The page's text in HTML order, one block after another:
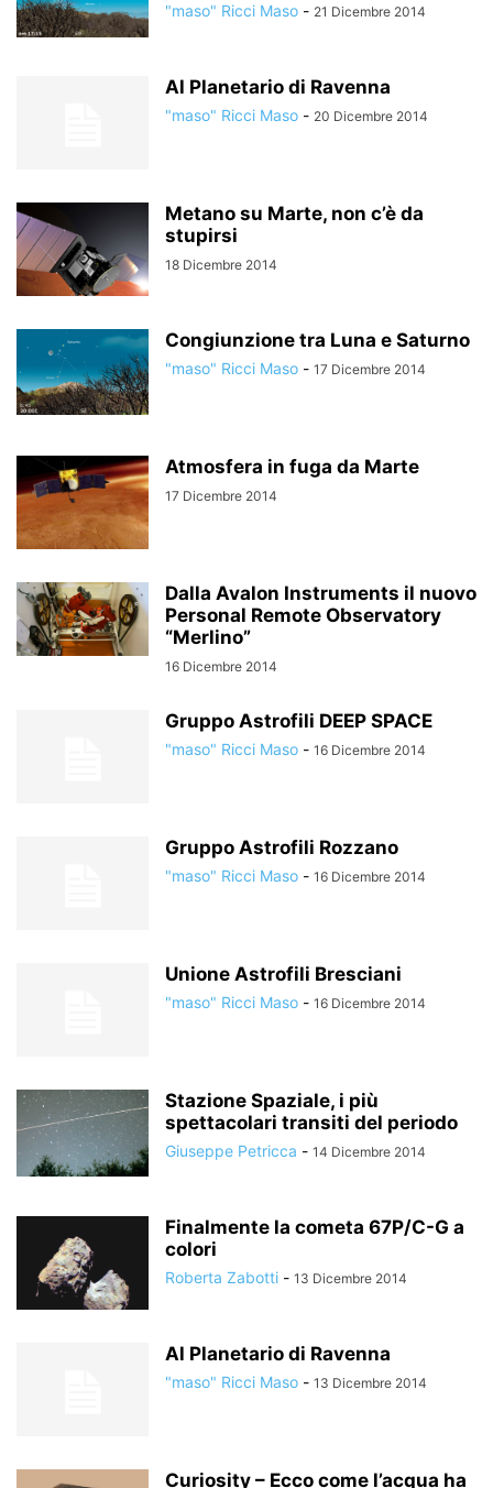
"maso" Ricci Maso - 21 Dicembre 2014
Al Planetario di Ravenna
"maso" Ricci Maso - 20 Dicembre 2014
Metano su Marte, non c’è da
stupirsi
18 Dicembre 2014
Congiunzione tra Luna e Saturno
"maso" Ricci Maso - 17 Dicembre 2014
Atmosfera in fuga da Marte
17 Dicembre 2014
Dalla Avalon Instruments il nuovo
Personal Remote Observatory
“Merlino”
16 Dicembre 2014
Gruppo Astrofili DEEP SPACE
"maso" Ricci Maso - 16 Dicembre 2014
Gruppo Astrofili Rozzano
"maso" Ricci Maso - 16 Dicembre 2014
Unione Astrofili Bresciani
"maso" Ricci Maso - 16 Dicembre 2014
Stazione Spaziale, i più
spettacolari transiti del periodo
Giuseppe Petricca - 14 Dicembre 2014
Finalmente la cometa 67P/C-G a
colori
Roberta Zabotti - 13 Dicembre 2014
Al Planetario di Ravenna
"maso" Ricci Maso - 13 Dicembre 2014
Curiosity – Ecco come l’acqua ha